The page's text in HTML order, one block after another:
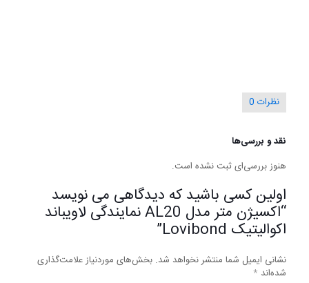
نظرات 0
نقد و بررسی‌ها
هنوز بررسی‌ای ثبت نشده است.
اولین کسی باشید که دیدگاهی می نویسد
“اکسیژن متر مدل AL20 نمایندگی لاویباند
اکوالیتیک Lovibond”
نشانی ایمیل شما منتشر نخواهد شد. بخش‌های موردنیاز علامت‌گذاری
شده‌اند *